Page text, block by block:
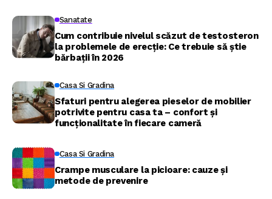
Sanatate
Cum contribuie nivelul scăzut de testosteron
la problemele de erecție: Ce trebuie să știe
bărbații în 2026
Casa Si Gradina
Sfaturi pentru alegerea pieselor de mobilier
potrivite pentru casa ta – confort și
funcționalitate în fiecare cameră
Casa Si Gradina
Crampe musculare la picioare: cauze și
metode de prevenire